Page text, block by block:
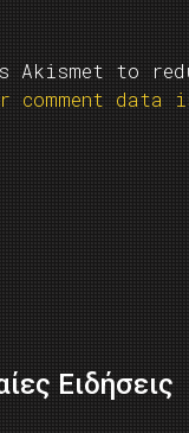
Akismet to
comment data
Ειδήσεις